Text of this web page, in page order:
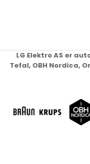
LG Elektro AS er
Tefal, OBH Nordica,